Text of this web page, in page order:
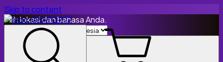
Skip to content
Pilih lokasi dan bahasa Anda.